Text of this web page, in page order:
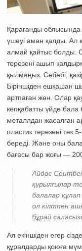
Қарағанды облысында
үшеуі аман қалды. Ал
алмай қайтыс болды.
терезені ашып
қылмаңыз. Себебі,
Біріншіден ешқашан
артпаған жөн. Олар
көпқабатты үйде бала
металлдан жасалған
пластик терезені тек
береді. Және оны
бағасы бар жоғы —
Айдос
құрылғылар
балалар
ол кілтпен
бұрай
Ал екіншіден егер
құралдарды қоюға